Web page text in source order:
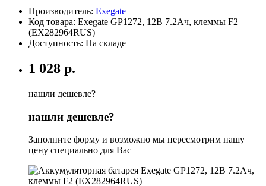
Производитель: Exegate
Код товара: Exegate GP1272, 12В 7.2Ач, клеммы F2
(EX282964RUS)
Доступность: На складе
1 028 р.
нашли дешевле?
нашли дешевле?
Заполните форму и возможно мы пересмотрим нашу
цену специально для Вас